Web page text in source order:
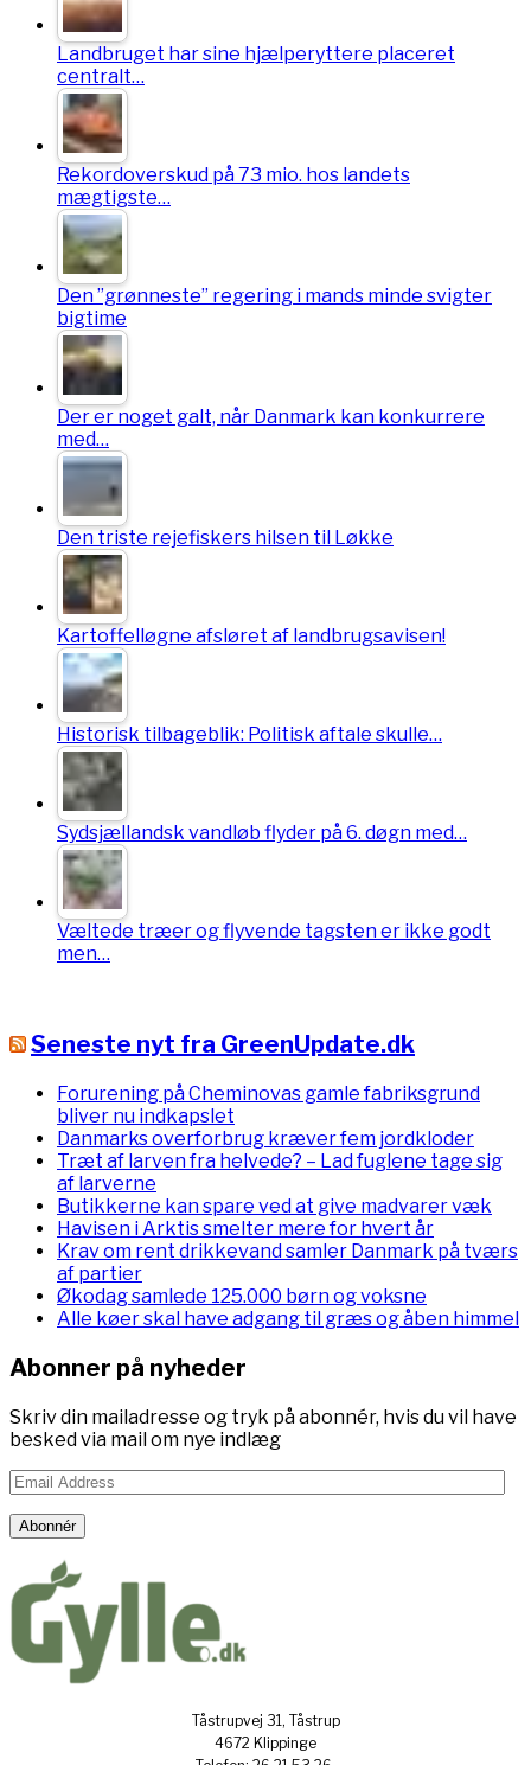
Landbruget har sine hjælperyttere placeret
centralt…
Rekordoverskud på 73 mio. hos landets
mægtigste…
Den ”grønneste” regering i mands minde svigter
bigtime
Der er noget galt, når Danmark kan konkurrere
med…
Den triste rejefiskers hilsen til Løkke
Kartoffelløgne afsløret af landbrugsavisen!
Historisk tilbageblik: Politisk aftale skulle…
Sydsjællandsk vandløb flyder på 6. døgn med…
Væltede træer og flyvende tagsten er ikke godt
men…
Seneste nyt fra GreenUpdate.dk
Forurening på Cheminovas gamle fabriksgrund
bliver nu indkapslet
Danmarks overforbrug kræver fem jordkloder
Træt af larven fra helvede? – Lad fuglene tage sig
af larverne
Butikkerne kan spare ved at give madvarer væk
Havisen i Arktis smelter mere for hvert år
Krav om rent drikkevand samler Danmark på tværs
af partier
Økodag samlede 125.000 børn og voksne
Alle køer skal have adgang til græs og åben himmel
Abonner på nyheder
Skriv din mailadresse og tryk på abonnér, hvis du vil have
besked via mail om nye indlæg
Email
Address
Abonnér
Tåstrupvej 31, Tåstrup
4672 Klippinge